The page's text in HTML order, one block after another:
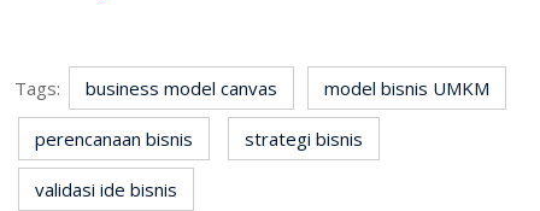
Tags: business model canvas model bisnis UMKM
perencanaan bisnis strategi bisnis
validasi ide bisnis